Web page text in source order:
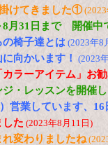
けてきました①(2023
月31日まで 開催中
椅子達とは (2023年8
向かいます！ (2023
ラーアイテム」お
・レッスンを開催
営業しています、
した (2023年8月11日)
変わりましたね